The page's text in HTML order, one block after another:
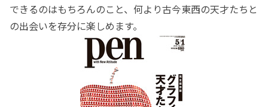
できるのはもちろんのこと、何より古今東西の天才たちと
の出会いを存分に楽しめます。